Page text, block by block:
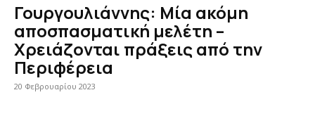
Γουργουλιάννης: Μία ακόμη
αποσπασματική μελέτη –
Χρειάζονται πράξεις από την
Περιφέρεια
20 Φεβρουαρίου 2023